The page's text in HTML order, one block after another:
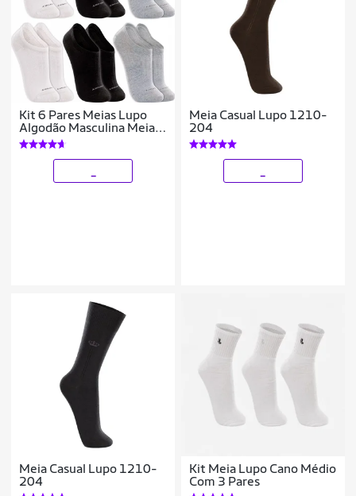
Kit 6 Pares Meias Lupo
Algodão Masculina Meia
Feminina Soquete Curto
Baixo Atacado
Meia Casual Lupo 1210-
204
Meia Casual Lupo 1210-
204
Kit Meia Lupo Cano Médio
Com 3 Pares